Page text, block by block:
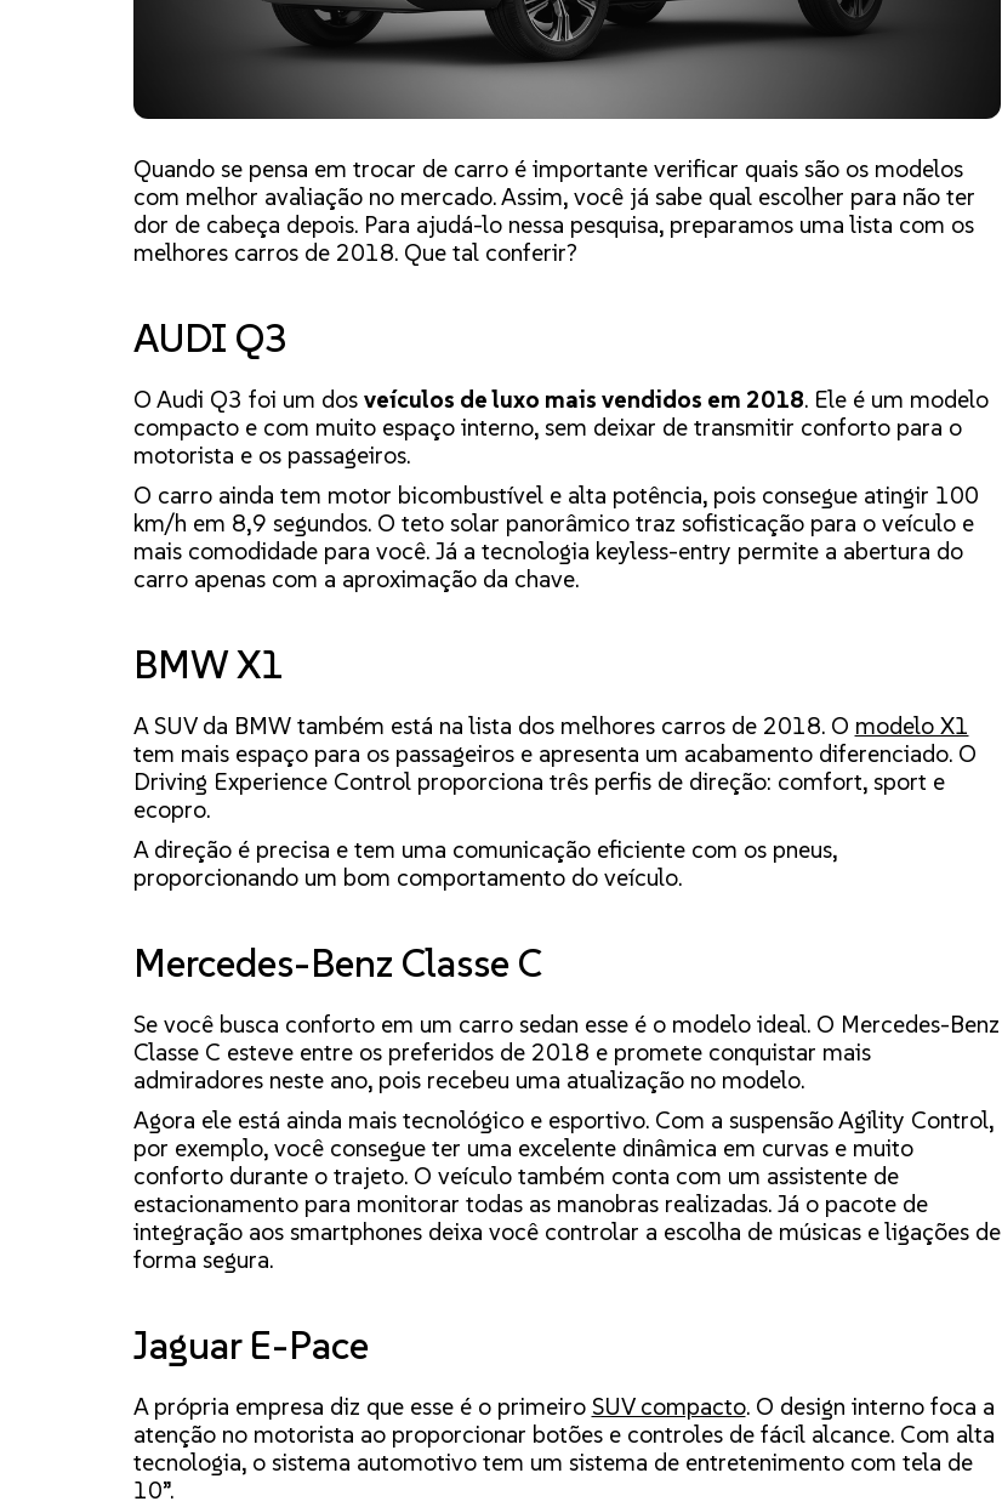
Quando se pensa em trocar de carro é importante verificar quais são os modelos
com melhor avaliação no mercado. Assim, você já sabe qual escolher para não ter
dor de cabeça depois. Para ajudá-lo nessa pesquisa, preparamos uma lista com os
melhores carros de 2018. Que tal conferir?
AUDI Q3
O Audi Q3 foi um dos veículos de luxo mais vendidos em 2018. Ele é um modelo
compacto e com muito espaço interno, sem deixar de transmitir conforto para o
motorista e os passageiros.
O carro ainda tem motor bicombustível e alta potência, pois consegue atingir 100
km/h em 8,9 segundos. O teto solar panorâmico traz sofisticação para o veículo e
mais comodidade para você. Já a tecnologia keyless-entry permite a abertura do
carro apenas com a aproximação da chave.
BMW X1
A SUV da BMW também está na lista dos melhores carros de 2018. O modelo X1
tem mais espaço para os passageiros e apresenta um acabamento diferenciado. O
Driving Experience Control proporciona três perfis de direção: comfort, sport e
ecopro.
A direção é precisa e tem uma comunicação eficiente com os pneus,
proporcionando um bom comportamento do veículo.
Mercedes-Benz Classe C
Se você busca conforto em um carro sedan esse é o modelo ideal. O Mercedes-Benz
Classe C esteve entre os preferidos de 2018 e promete conquistar mais
admiradores neste ano, pois recebeu uma atualização no modelo.
Agora ele está ainda mais tecnológico e esportivo. Com a suspensão Agility Control,
por exemplo, você consegue ter uma excelente dinâmica em curvas e muito
conforto durante o trajeto. O veículo também conta com um assistente de
estacionamento para monitorar todas as manobras realizadas. Já o pacote de
integração aos smartphones deixa você controlar a escolha de músicas e ligações de
forma segura.
Jaguar E-Pace
A própria empresa diz que esse é o primeiro SUV compacto. O design interno foca a
atenção no motorista ao proporcionar botões e controles de fácil alcance. Com alta
tecnologia, o sistema automotivo tem um sistema de entretenimento com tela de
10”.